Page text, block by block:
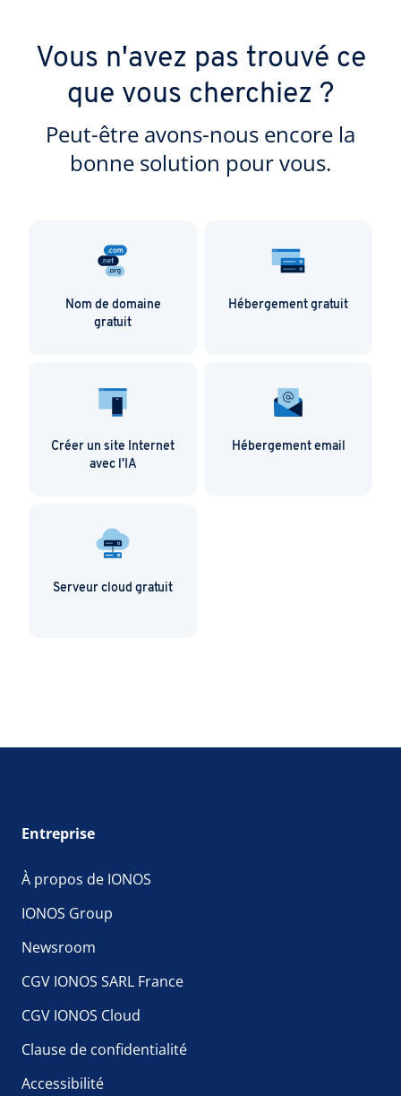
Vous n'avez pas trouvé ce
que vous cherchiez ?
Peut-être avons-nous encore la
bonne solution pour vous.
Nom de domaine
gratuit
Hébergement gratuit
Créer un site Internet
avec l'IA
Hébergement email
Serveur cloud gratuit
Entreprise
À propos de IONOS
IONOS Group
Newsroom
CGV IONOS SARL France
CGV IONOS Cloud
Clause de confidentialité
Accessibilité